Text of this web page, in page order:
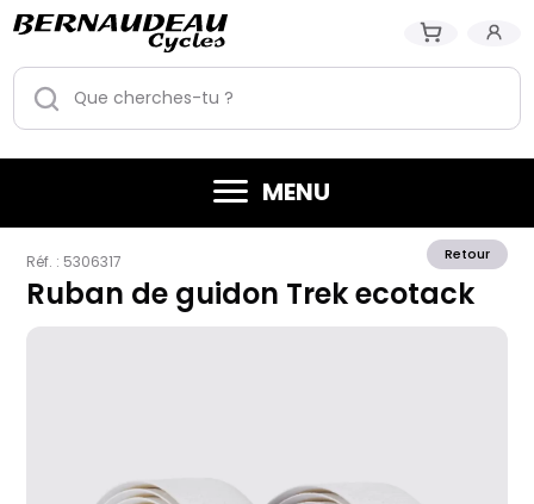
MENU
Retour
Réf. : 5306317
Ruban de guidon Trek ecotack